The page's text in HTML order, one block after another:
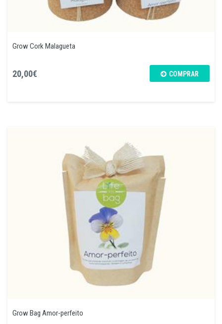
Grow Cork Malagueta
20,00€ COMPRAR
Grow Bag Amor-perfeito